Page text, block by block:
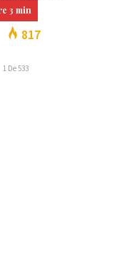
817
1 De 533